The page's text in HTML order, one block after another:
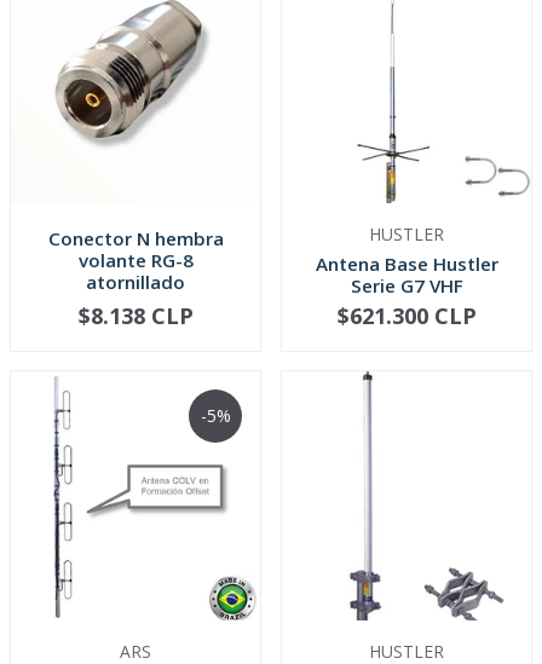
Conector N hembra
volante RG-8
atornillado
+
$8.138 CLP
HUSTLER
Antena Base Hustler
Serie G7 VHF
VER OPCIONES
$621.300 CLP
-5%
ARS HUSTLER